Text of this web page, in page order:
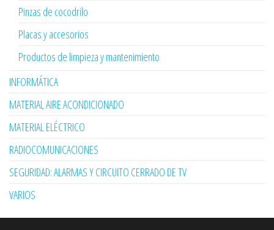
Pinzas de cocodrilo
Placas y accesorios
Productos de limpieza y mantenimiento
INFORMÁTICA
MATERIAL AIRE ACONDICIONADO
MATERIAL ELÉCTRICO
RADIOCOMUNICACIONES
SEGURIDAD: ALARMAS Y CIRCUITO CERRADO DE TV
VARIOS